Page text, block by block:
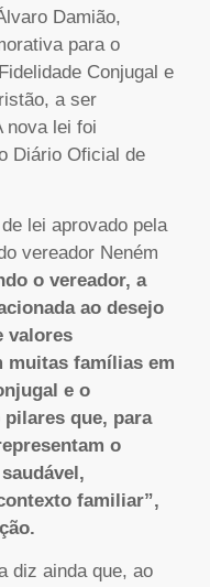
Damião,
para o
Conjugal e
a ser
nova lei foi
Diário Oficial de
lei aprovado pela
vereador Neném
o vereador, a
ao desejo
valores
muitas famílias em
e o
que, para
o
familiar”,
diz ainda que, ao